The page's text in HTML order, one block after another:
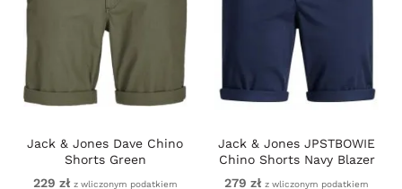
Jack & Jones Dave Chino
Shorts Green
229 zł z wliczonym podatkiem
Jack & Jones JPSTBOWIE
Chino Shorts Navy Blazer
279 zł z wliczonym podatkiem